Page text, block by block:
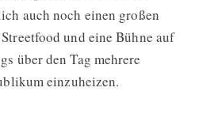
auch noch einen großen
und eine Bühne auf
über den Tag mehrere
einzuheizen.